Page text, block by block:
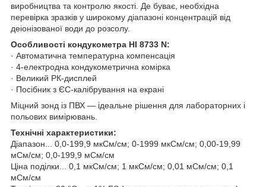
виробництва та контролю якості. Де буває, необхідна
перевірка зразків у широкому діапазоні концентрацій від
деіонізованої води до розсолу.
Особливості кондукометра HI 8733 N:
· Автоматична температурна компенсація
· 4-електродна кондукометрична комірка
· Великий РК-дисплей
· Посібник з ЄС-калібрування на екрані
Міцний зонд із ПВХ — ідеальне рішення для лабораторних і
польових вимірювань.
Технічні характеристики:
Діапазон... 0,0-199,9 мкСм/см; 0-1999 мкСм/см; 0,00-19,99
мСм/см; 0,0-199,9 мСм/см
Ціна поділки... 0,1 мкСм/см; 1 мкСм/см; 0,01 мСм/см; 0,1
мСм/см